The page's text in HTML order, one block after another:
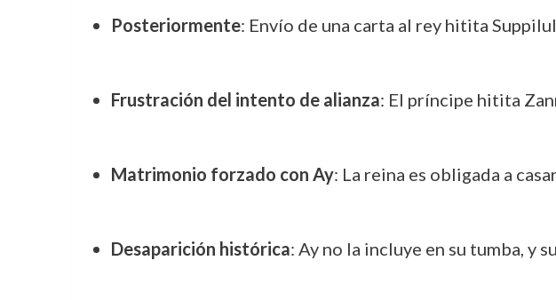
Posteriormente: Envío de una carta al rey hitita
Frustración del intento de alianza: El príncipe hitita
Matrimonio forzado con Ay: La reina es obligada a
Desaparición histórica: Ay no la incluye en su tumba, y